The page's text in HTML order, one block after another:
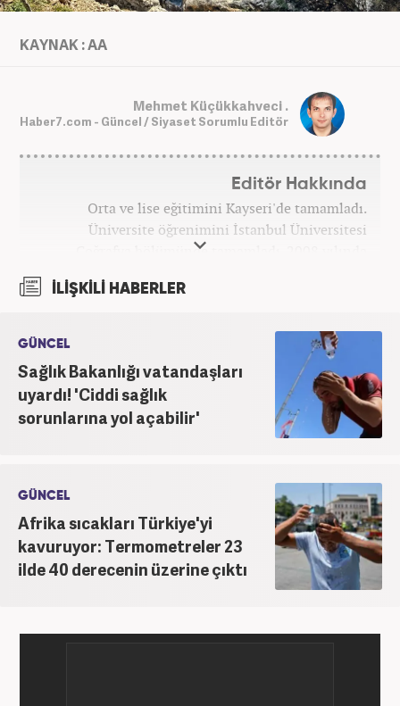
KAYNAK : AA
Mehmet Küçükkahveci .
Haber7.com - Güncel / Siyaset Sorumlu Editör
Editör Hakkında
Orta ve lise eğitimini Kayseri'de tamamladı.
Üniversite öğrenimini İstanbul Üniversitesi
Coğrafya bölümünde tamamladı. 2008 yılında
attı. 15 yıllık profesyonel editörlük kariyerinde tüm
Haber7.com'da 'Güncel/Siyaset Sorumlu Editörü'
olarak devam etmektedir.
İLİŞKİLİ HABERLER
GÜNCEL
Sağlık Bakanlığı vatandaşları
uyardı! 'Ciddi sağlık
sorunlarına yol açabilir'
GÜNCEL
Afrika sıcakları Türkiye'yi
kavuruyor: Termometreler 23
ilde 40 derecenin üzerine çıktı